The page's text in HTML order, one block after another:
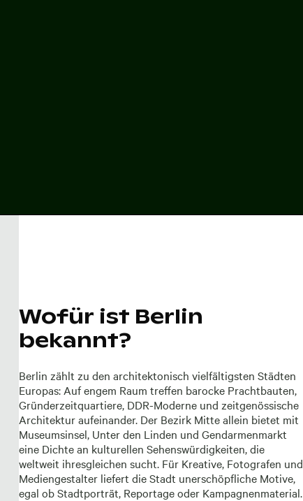
Wofür ist Berlin
bekannt?
Berlin zählt zu den architektonisch vielfältigsten Städten
Europas: Auf engem Raum treffen barocke Prachtbauten,
Gründerzeitquartiere, DDR-Moderne und zeitgenössische
Architektur aufeinander. Der Bezirk Mitte allein bietet mit
Museumsinsel, Unter den Linden und Gendarmenmarkt
eine Dichte an kulturellen Sehenswürdigkeiten, die
weltweit ihresgleichen sucht. Für Kreative, Fotografen und
Mediengestalter liefert die Stadt unerschöpfliche Motive,
egal ob Stadtporträt, Reportage oder Kampagnenmaterial.